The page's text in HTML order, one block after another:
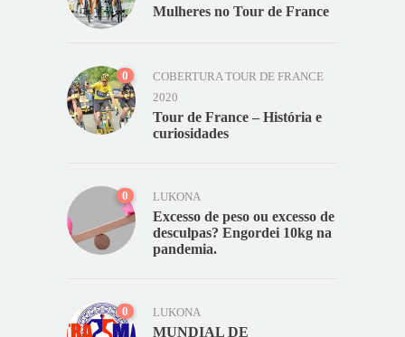
Mulheres no Tour de France
0
COBERTURA TOUR DE FRANCE
2020
Tour de France – História e
curiosidades
0 LUKONA
Excesso de peso ou excesso de
desculpas? Engordei 10kg na
pandemia.
0 LUKONA
MUNDIAL DE